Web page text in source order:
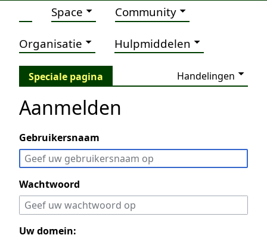
Space Community
Organisatie Hulpmiddelen
Speciale pagina Handelingen
Aanmelden
Gebruikersnaam
Wachtwoord
Uw domein: